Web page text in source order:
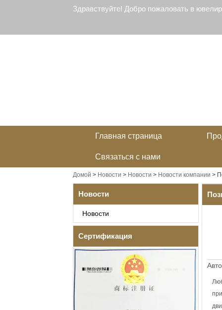
Здравствуйте! Добро пожаловать в
Главная страница
Связаться с нами
Домой > Новости > Новости > Новости компании >
Новости
Новости
Сертификация